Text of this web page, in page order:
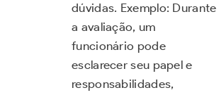
dúvidas. Exemplo: Durante
a avaliação, um
funcionário pode
esclarecer seu papel e
responsabilidades,